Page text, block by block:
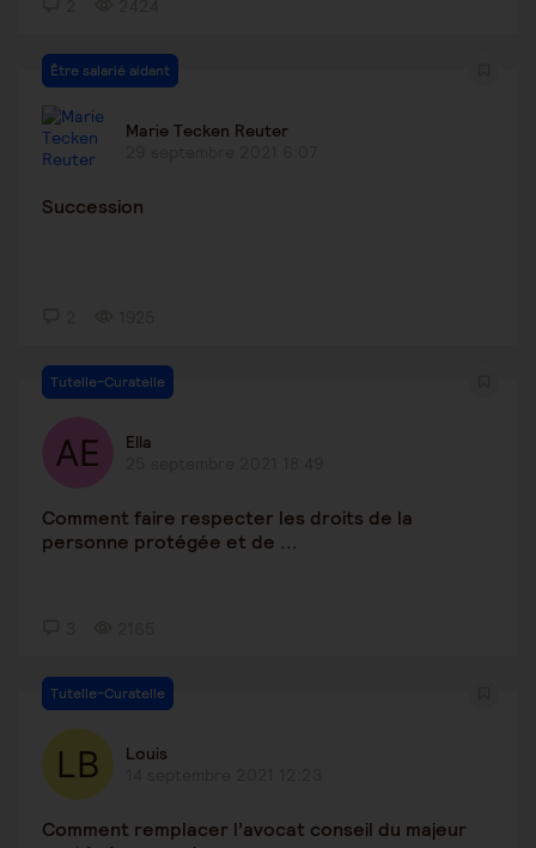
Être salarié aidant
Marie Tecken Reuter
Succession
Tutelle-Curatelle
Ella
Comment faire respecter les droits de la
personne protégée et de ...
Tutelle-Curatelle
Louis
Comment remplacer l’avocat conseil du majeur